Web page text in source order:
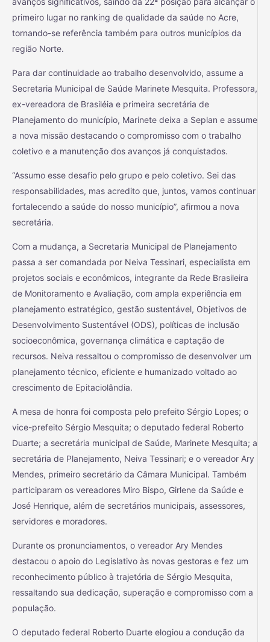
primeiro lugar no ranking de qualidade da saúde no Acre,
tornando-se referência também para outros municípios da
região Norte.
Para dar continuidade ao trabalho desenvolvido, assume a
Secretaria Municipal de Saúde Marinete Mesquita. Professora,
ex-vereadora de Brasiléia e primeira secretária de
Planejamento do município, Marinete deixa a Seplan e assume
a nova missão destacando o compromisso com o trabalho
coletivo e a manutenção dos avanços já conquistados.
“Assumo esse desafio pelo grupo e pelo coletivo. Sei das
responsabilidades, mas acredito que, juntos, vamos continuar
fortalecendo a saúde do nosso município”, afirmou a nova
secretária.
Com a mudança, a Secretaria Municipal de Planejamento
passa a ser comandada por Neiva Tessinari, especialista em
projetos sociais e econômicos, integrante da Rede Brasileira
de Monitoramento e Avaliação, com ampla experiência em
planejamento estratégico, gestão sustentável, Objetivos de
Desenvolvimento Sustentável (ODS), políticas de inclusão
socioeconômica, governança climática e captação de
recursos. Neiva ressaltou o compromisso de desenvolver um
planejamento técnico, eficiente e humanizado voltado ao
crescimento de Epitaciolândia.
A mesa de honra foi composta pelo prefeito Sérgio Lopes; o
vice-prefeito Sérgio Mesquita; o deputado federal Roberto
Duarte; a secretária municipal de Saúde, Marinete Mesquita; a
secretária de Planejamento, Neiva Tessinari; e o vereador Ary
Mendes, primeiro secretário da Câmara Municipal. Também
participaram os vereadores Miro Bispo, Girlene da Saúde e
José Henrique, além de secretários municipais, assessores,
servidores e moradores.
Durante os pronunciamentos, o vereador Ary Mendes
destacou o apoio do Legislativo às novas gestoras e fez um
reconhecimento público à trajetória de Sérgio Mesquita,
ressaltando sua dedicação, superação e compromisso com a
população.
O deputado federal Roberto Duarte elogiou a condução da